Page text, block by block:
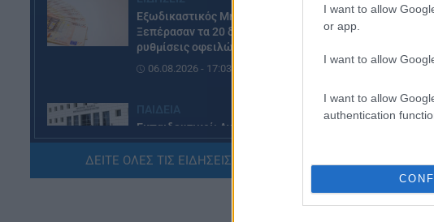
I want to allow
or app.
I want to allow
I want to allow
authentication
Εξωδικαστικός Μηχανισμός:
Ξεπέρασαν τα 20 δισ. ευρώ οι
ρυθμίσεις οφειλών
06.08.2026 - 17:03
Εκπαιδευτικοί: Ανακλήθηκαν
αποσπάσεις για τα σχολικά έτη
2026-2029
06.08.2026 - 16:03
ΔΕΙΤΕ ΟΛΕΣ ΤΙΣ ΕΙΔΗΣΕΙΣ ΕΔΩ »